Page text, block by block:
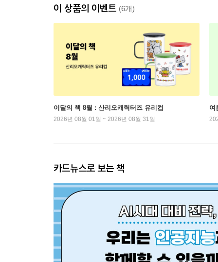
이 상품의 이벤트 (6개)
이달의 책 8월 : 산리오캐릭터즈 유리컵
2026년 08월 01일 ~ 2026년 08월 31일
여
카드뉴스로 보는 책